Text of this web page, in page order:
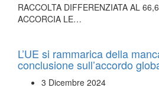
RACCOLTA DIFFERENZIATA AL
ACCORCIA LE…
L’UE si rammarica della
conclusione sull’accordo
3 Dicembre 2024